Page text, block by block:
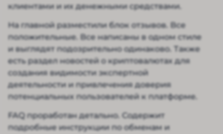
клиентами и их денежными средствами.
На главной разместили блок отзывов. Все
положительные. Все написаны в одном стиле
и выглядят подозрительно одинаково. Также
есть раздел новостей о криптовалютах для
создания видимости экспертной
деятельности и привлечения доверия
потенциальных пользователей к платформе.
FAQ проработан детально. Содержит
подробные инструкции по обменам и